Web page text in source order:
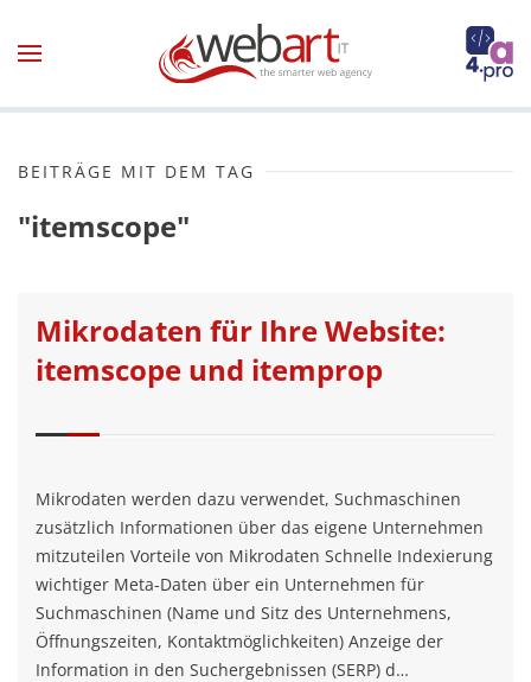
Zum Hauptinhalt springen
BEITRÄGE MIT DEM TAG
"itemscope"
Mikrodaten für Ihre Website:
itemscope und itemprop
Mikrodaten werden dazu verwendet, Suchmaschinen
zusätzlich Informationen über das eigene Unternehmen
mitzuteilen Vorteile von Mikrodaten Schnelle Indexierung
wichtiger Meta-Daten über ein Unternehmen für
Suchmaschinen (Name und Sitz des Unternehmens,
Öffnungszeiten, Kontaktmöglichkeiten) Anzeige der
Information in den Suchergebnissen (SERP) d…